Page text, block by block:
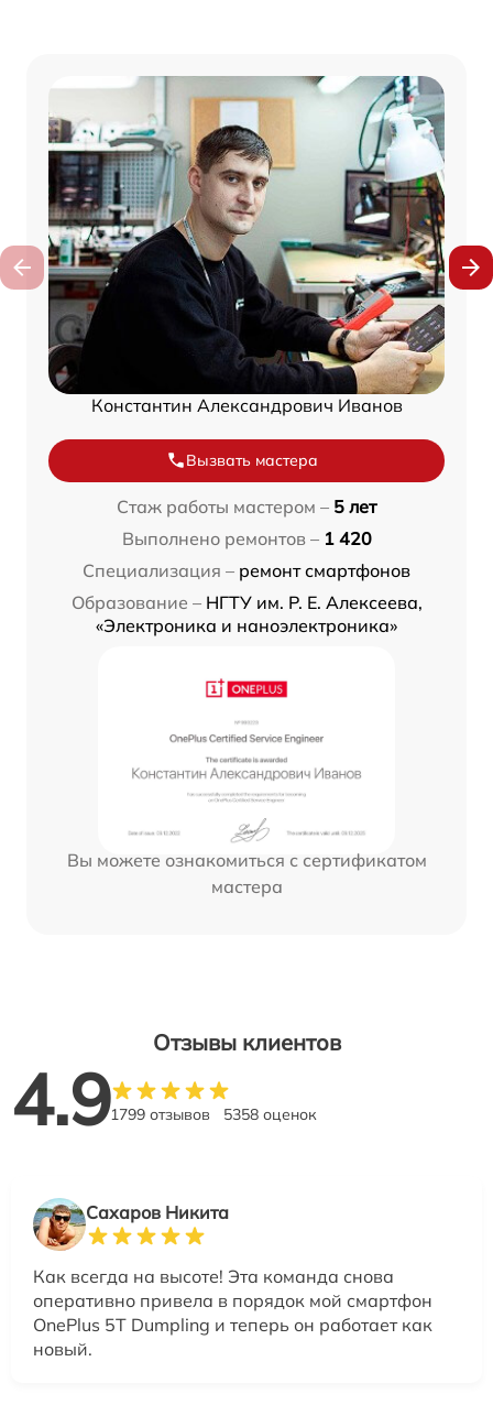
Константин Александрович Иванов
Вызвать мастера
Стаж работы мастером – 5 лет
Выполнено ремонтов – 1 420
Специализация – ремонт смартфонов
Образование – НГТУ им. Р. Е. Алексеева,
«Электроника и наноэлектроника»
Вы можете ознакомиться с сертификатом
мастера
Отзывы клиентов
4.91799 отзывов 5358 оценок
Сахаров Никита
Как всегда на высоте! Эта команда снова
оперативно привела в порядок мой смартфон
OnePlus 5T Dumpling и теперь он работает как
новый.